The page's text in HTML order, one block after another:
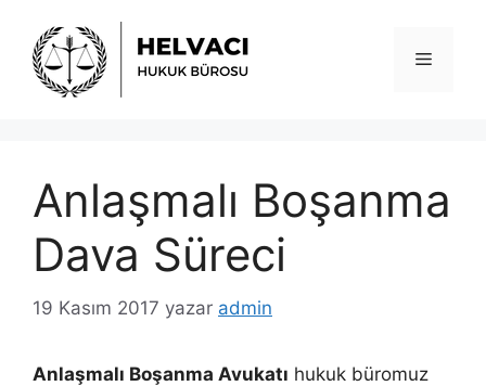
Menü
Anlaşmalı Boşanma
Dava Süreci
19 Kasım 2017 yazar admin
Anlaşmalı Boşanma Avukatı hukuk büromuz